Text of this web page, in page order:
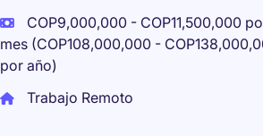
COP9,000,000 - COP11,500,000
mes (COP108,000,000 -
por año)
Trabajo Remoto